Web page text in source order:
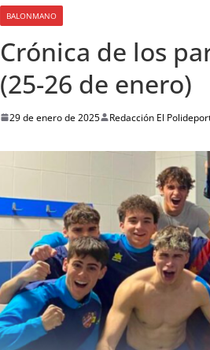
BALONMANO
Crónica de los
(25-26 de enero)
29 de enero de 2025 Redacción El